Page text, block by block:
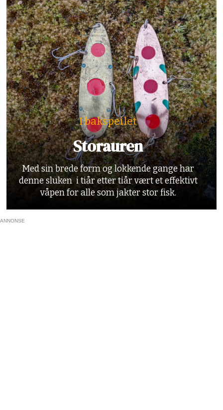
I bakspeilet
Storauren
Med sin brede form og lokkende gange har
denne sluken i tiår etter tiår vært et effektivt
våpen for alle som jakter stor fisk.
ANNONSE